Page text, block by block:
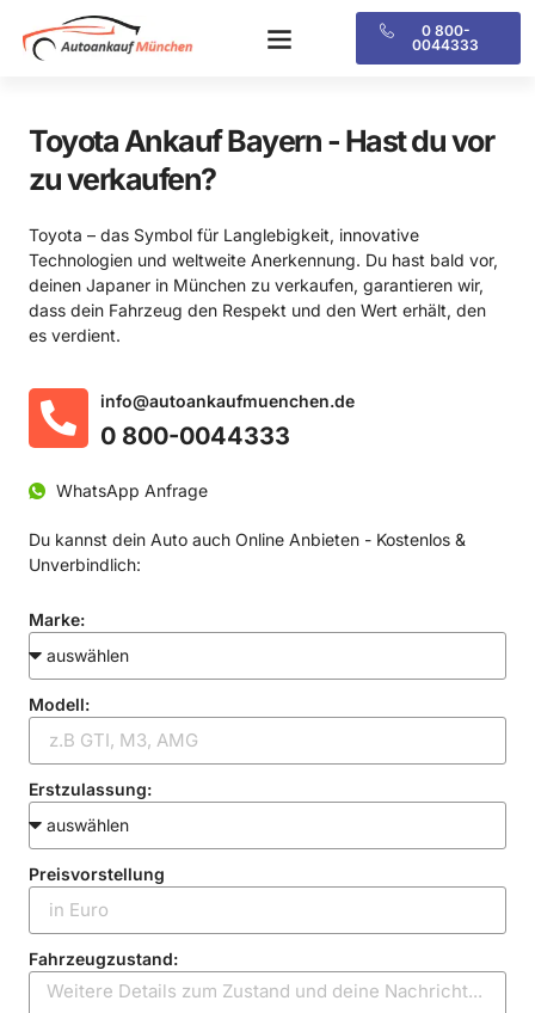
0 800-
0044333
Toyota Ankauf Bayern - Hast du vor
zu verkaufen?
Toyota – das Symbol für Langlebigkeit, innovative
Technologien und weltweite Anerkennung. Du hast bald vor,
deinen Japaner in München zu verkaufen, garantieren wir,
dass dein Fahrzeug den Respekt und den Wert erhält, den
es verdient.
­info@autoankaufmuenchen.de
0 800-0044333
WhatsApp Anfrage
Du kannst dein Auto auch Online Anbieten - Kostenlos &
Unverbindlich:
Marke:
Modell:
Erstzulassung:
Preisvorstellung
Fahrzeugzustand: